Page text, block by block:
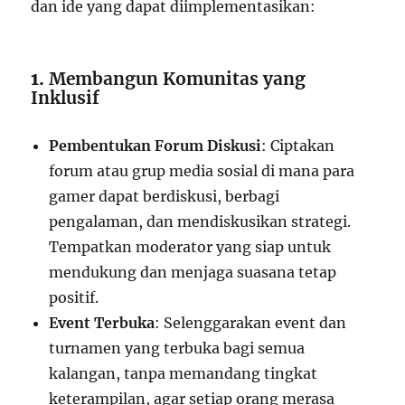
dan ide yang dapat diimplementasikan:
1.Membangun Komunitas yang
Inklusif
Pembentukan Forum Diskusi: Ciptakan
forum atau grup media sosial di mana para
gamer dapat berdiskusi, berbagi
pengalaman, dan mendiskusikan strategi.
Tempatkan moderator yang siap untuk
mendukung dan menjaga suasana tetap
positif.
Event Terbuka: Selenggarakan event dan
turnamen yang terbuka bagi semua
kalangan, tanpa memandang tingkat
keterampilan, agar setiap orang merasa